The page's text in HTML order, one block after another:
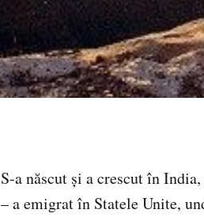
S-a născut și a crescut în
– a emigrat în Statele Unite,